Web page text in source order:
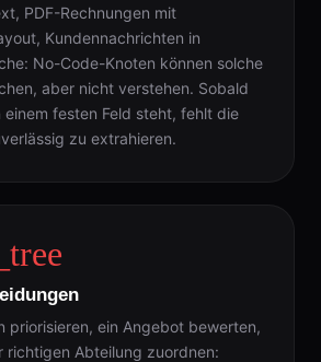
PDF-Rechnungen mit
Kundennachrichten in
No-Code-Knoten können solche
aber nicht verstehen. Sobald
einem festen Feld steht, fehlt die
zu extrahieren.
priorisieren, ein Angebot bewerten,
richtigen Abteilung zuordnen: